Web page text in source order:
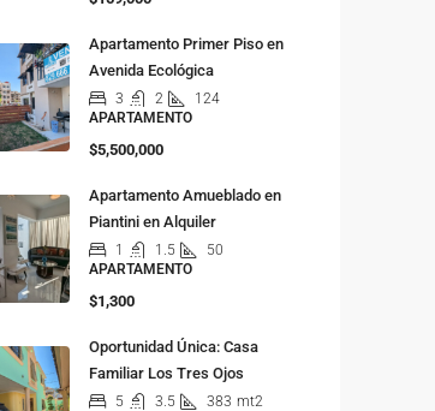
Apartamento Primer Piso en
Avenida Ecológica
3 2
124
APARTAMENTO
$5,500,000
Apartamento Amueblado en
Piantini en Alquiler
1 1.5
50
APARTAMENTO
$1,300
Oportunidad Única: Casa
Familiar Los Tres Ojos
5 3.5 383 mt2